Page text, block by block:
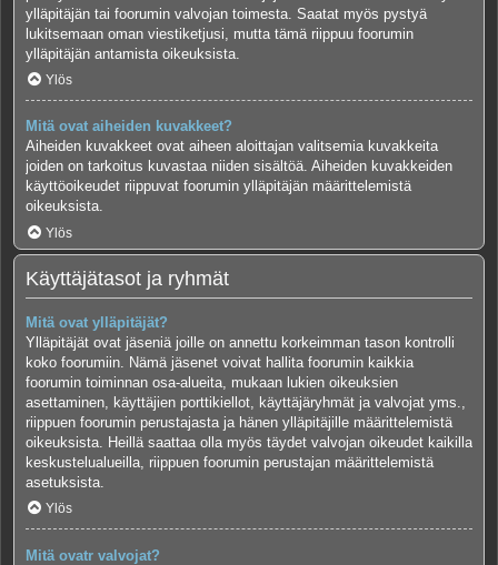
ylläpitäjän tai foorumin valvojan toimesta. Saatat myös pystyä
lukitsemaan oman viestiketjusi, mutta tämä riippuu foorumin
ylläpitäjän antamista oikeuksista.
Ylös
Mitä ovat aiheiden kuvakkeet?
Aiheiden kuvakkeet ovat aiheen aloittajan valitsemia kuvakkeita
joiden on tarkoitus kuvastaa niiden sisältöä. Aiheiden kuvakkeiden
käyttöoikeudet riippuvat foorumin ylläpitäjän määrittelemistä
oikeuksista.
Ylös
Käyttäjätasot ja ryhmät
Mitä ovat ylläpitäjät?
Ylläpitäjät ovat jäseniä joille on annettu korkeimman tason kontrolli
koko foorumiin. Nämä jäsenet voivat hallita foorumin kaikkia
foorumin toiminnan osa-alueita, mukaan lukien oikeuksien
asettaminen, käyttäjien porttikiellot, käyttäjäryhmät ja valvojat yms.,
riippuen foorumin perustajasta ja hänen ylläpitäjille määrittelemistä
oikeuksista. Heillä saattaa olla myös täydet valvojan oikeudet kaikilla
keskustelualueilla, riippuen foorumin perustajan määrittelemistä
asetuksista.
Ylös
Mitä ovatr valvojat?